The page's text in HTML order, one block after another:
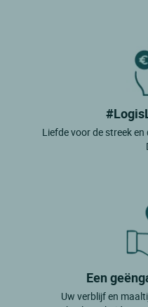
Liefde voor de streek
Een
Uw verblijf en